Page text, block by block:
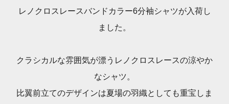
レノクロスレースバンドカラー6分袖シャツが入荷し
ました。
クラシカルな雰囲気が漂うレノクロスレースの涼やか
なシャツ。
比翼前立てのデザインは夏場の羽織としても重宝しま